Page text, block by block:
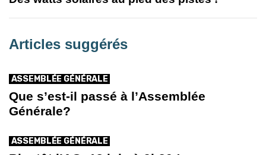
Articles suggérés
ASSEMBLÉE GÉNÉRALE
Que s’est-il passé à l’Assemblée
Générale?
ASSEMBLÉE GÉNÉRALE